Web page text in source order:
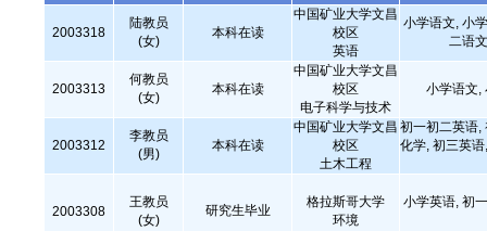
2003318
陆教员
(女)
本科在读
中国矿业大学文昌
校区
英语
小学语文, 小
二语
2003313
何教员
(女)
本科在读
中国矿业大学文昌
校区
电子科学与技术
小学语文,
2003312
李教员
(男)
本科在读
中国矿业大学文昌
校区
土木工程
初一初二英语,
化学, 初三英
2003308
王教员
(女)
研究生毕业
格拉斯哥大学
环境
小学英语, 初